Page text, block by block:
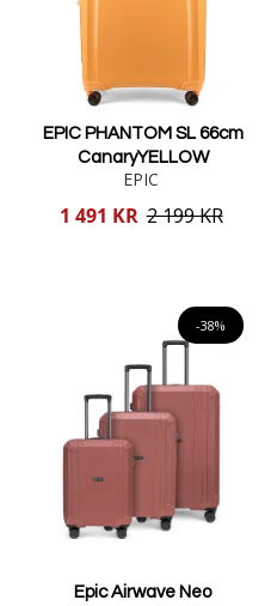
EPIC PHANTOM SL 66cm
CanaryYELLOW
EPIC
Reducerat
1 491 KR 2 199 KR
-38%
Epic Airwave Neo